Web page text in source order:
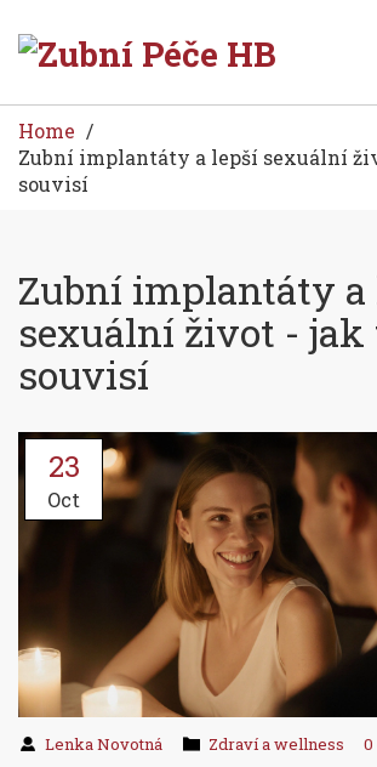
Home
Zubní implantáty a lepší sexuální
souvisí
Zubní implantáty a
sexuální život - jak
souvisí
23
Oct
Lenka Novotná Zdraví a wellness 0